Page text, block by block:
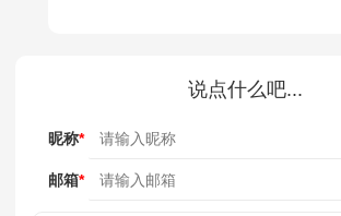
说点什么吧...
昵称*
邮箱*